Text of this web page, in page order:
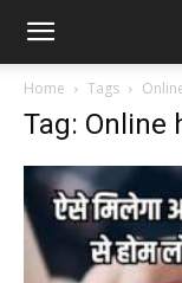
Home Tags
Tag: Online